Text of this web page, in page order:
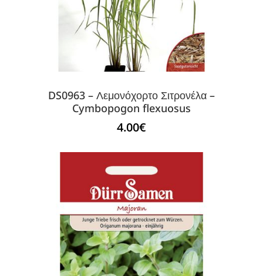
DS0963 – Λεμονόχορτο Σιτρονέλα –
Cymbopogon flexuosus
4.00€